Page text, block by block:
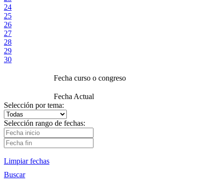
24
25
26
27
28
29
30
Fecha curso o congreso
Fecha Actual
Selección por tema:
Selección rango de fechas:
Limpiar fechas
Buscar